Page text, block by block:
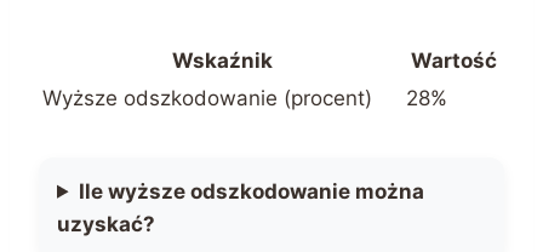
Wskaźnik
Wartość
Wyższe odszkodowanie (procent)
28%
Ile wyższe odszkodowanie można
uzyskać?